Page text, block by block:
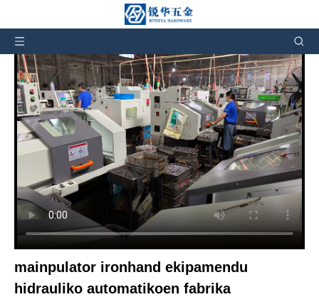
Bideoen xehetasuna
mainpulator ironhand ekipamendu
hidrauliko automatikoen fabrika